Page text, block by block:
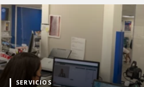
SERVICIOS